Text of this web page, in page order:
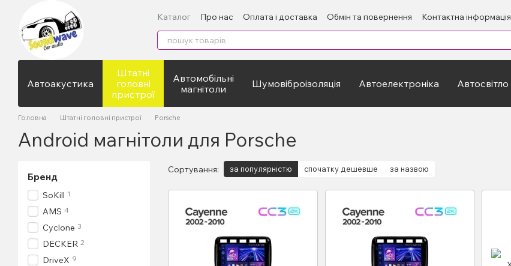
Перейти до основного контенту
Каталог Про нас Оплата і доставка Обмін та повернення Контактна інформація
Автоакустика
Штатні
головні
пристрої
Автомобільні
магнітоли
Шумовіброізоляція Автоелектроніка Автосвітло
Головна Штатні головні пристрої Porsche
Android магнітоли для Porsche
Сортування: за популярністю спочатку дешевше за назвою
Бренд
SoKill 1
AMS 4
Cyclone 3
DECKER 2
DriveX 9